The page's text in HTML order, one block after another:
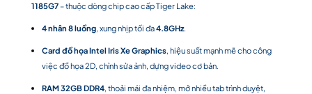
1185G7 – thuộc dòng chip cao cấp Tiger Lake:
4 nhân 8 luồng, xung nhịp tối đa4.8GHz.
Card đồ họa Intel Iris Xe Graphics, hiệu suất mạnh mẽ cho công
việc đồ họa 2D, chỉnh sửa ảnh, dựng video cơ bản.
RAM 32GB DDR4, thoải mái đa nhiệm, mở nhiều tab trình duyệt,